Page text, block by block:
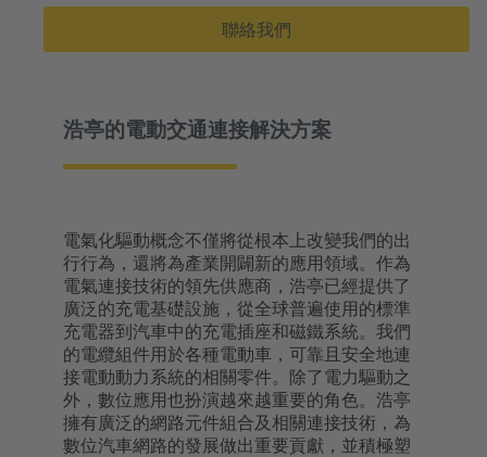
聯絡我們
浩亭的電動交通連接解決方案
電氣化驅動概念不僅將從根本上改變我們的出
行行為，還將為產業開闢新的應用領域。作為
電氣連接技術的領先供應商，浩亭已經提供了
廣泛的充電基礎設施，從全球普遍使用的標準
充電器到汽車中的充電插座和磁鐵系統。我們
的電纜組件用於各種電動車，可靠且安全地連
接電動動力系統的相關零件。除了電力驅動之
外，數位應用也扮演越來越重要的角色。浩亭
擁有廣泛的網路元件組合及相關連接技術，為
數位汽車網路的發展做出重要貢獻，並積極塑